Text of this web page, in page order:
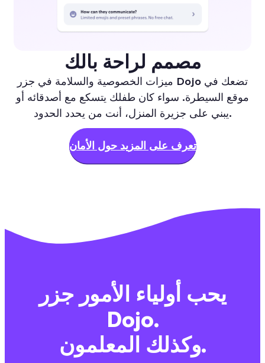
مصمم لراحة بالك
ميزات الخصوصية والسلامة في جزر Dojo تضعك في
موقع السيطرة. سواء كان طفلك يتسكع مع أصدقائه أو
يبني على جزيرة المنزل، أنت من يحدد الحدود.
تعرف على المزيد حول الأمان
يحب أولياء الأمور جزر
Dojo.
وكذلك المعلمون.